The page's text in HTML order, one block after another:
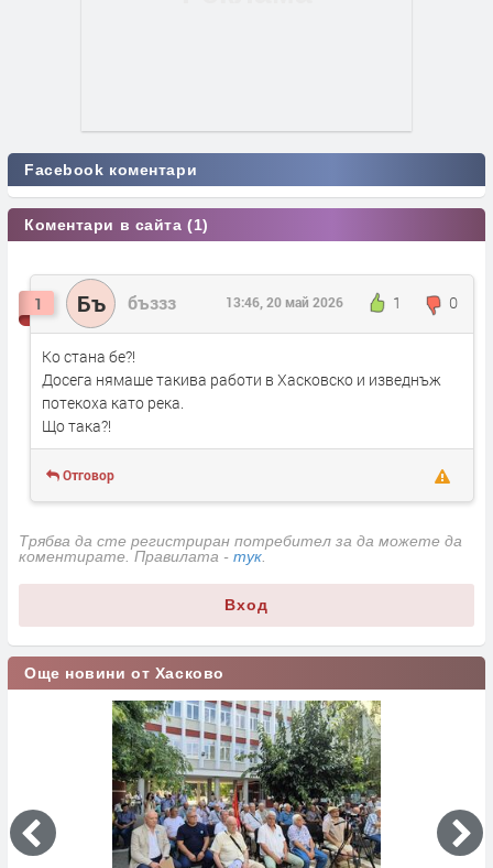
Facebook коментари
Коментари в сайта (1)
1 Бъ бъззз 1 0
13:46, 20 май 2026
Ко стана бе?!
Досега нямаше такива работи в Хасковско и изведнъж
потекоха като река.
Що така?!
Отговор
Трябва да сте регистриран потребител за да можете да
коментирате. Правилата - тук.
Вход
Още новини от Хасково